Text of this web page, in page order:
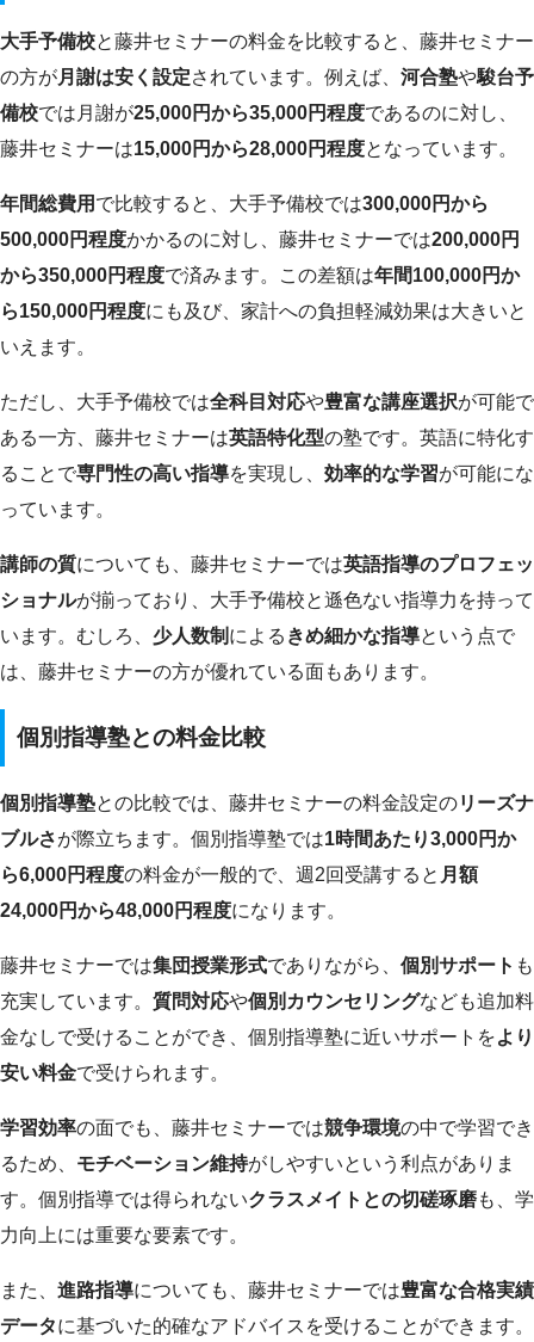
大手予備校と藤井セミナーの料金を比較すると、藤井セミナー
の方が月謝は安く設定されています。例えば、 河合塾や駿台予
備校では月謝が25,000円から35,000円程度であるのに対し、
藤井セミナーは15,000円から28,000円程度となっています。
年間総費用 で比較すると、大手予備校では300,000円から
500,000円程度かかるのに対し、藤井セミナーでは200,000円
から350,000円程度で済みます。この差額は年間100,000円か
ら150,000円程度にも及び、家計への負担軽減効果は大きいと
いえます。
ただし、大手予備校では全科目対応や豊富な講座選択が可能で
ある一方、藤井セミナーは英語特化型の塾です。英語に特化す
ることで専門性の高い指導を実現し、 効率的な学習が可能にな
っています。
講師の質についても、藤井セミナーでは英語指導のプロフェッ
ショナルが揃っており、大手予備校と遜色ない指導力を持って
います。むしろ、 少人数制 による きめ細かな指導という点で
は、藤井セミナーの方が優れている面もあります。
個別指導塾との料金比較
個別指導塾との比較では、藤井セミナーの料金設定のリーズナ
ブルさが際立ちます。個別指導塾では1時間あたり3,000円か
ら6,000円程度の料金が一般的で、週2回受講すると 月額
24,000円から48,000円程度になります。
藤井セミナーでは集団授業形式でありながら、 個別サポート も
充実しています。 質問対応や個別カウンセリングなども追加料
金なしで受けることができ、個別指導塾に近いサポートをより
安い料金で受けられます。
学習効率の面でも、藤井セミナーでは競争環境の中で学習でき
るため、 モチベーション維持がしやすいという利点がありま
す。個別指導では得られないクラスメイトとの切磋琢磨も、学
力向上には重要な要素です。
また、 進路指導についても、藤井セミナーでは豊富な合格実績
データに基づいた的確なアドバイスを受けることができます。